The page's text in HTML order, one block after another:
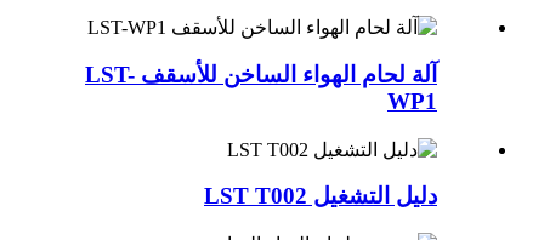
آلة لحام الهواء الساخن للأسقف LST-
WP1
دليل التشغيل LST T002